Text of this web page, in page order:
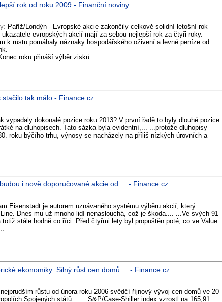
rok od roku 2009 - Finanční noviny
Paříž/Londýn - Evropské akcie zakončily celkově solidní letošní rok
evropských akcií mají za sebou nejlepší rok za čtyři roky.
k růstu pomáhaly náznaky hospodářského oživení a levné peníze od
roku přináší výběr zisků
tak málo - Finance.cz
vypadaly dokonalé pozice roku 2013? V první řadě to byly dlouhé pozice
na dluhopisech. Tato sázka byla evidentní,... ...protože dluhopisy
roku býčího trhu, výnosy se nacházely na příliš nízkých úrovních a
i nově doporučované akcie od ... - Finance.cz
Eisenstadt je autorem uznávaného systému výběru akcií, který
Dnes mu už mnoho lidí nenaslouchá, což je škoda.... ...Ve svých 91
totiž stále hodně co říci. Před čtyřmi lety byl propuštěn poté, co ve Value
ekonomiky: Silný růst cen domů ... - Finance.cz
růstu od února roku 2006 svědčí říjnový vývoj cen domů ve 20
Spojených států.... ...S&P/Case-Shiller index vzrostl na 165,91